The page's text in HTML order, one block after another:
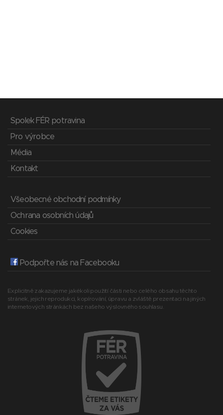
Spolek FÉR potravina
Pro výrobce
Média
Kontakt
Všeobecné obchodní podmínky
Ochrana osobních údajů
Cookies
Podpořte nás na Facebooku
Explicitně zakazujeme jakékoli použití části nebo celého obsahu těchto
stránek, jejich reprodukci, kopírování, úpravu a zvláště prezentaci na jiných
internetových stránkách bez našeho výslovného souhlasu.